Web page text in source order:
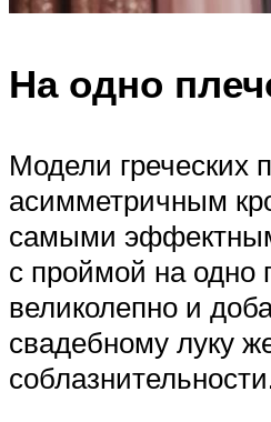
На одно
Модели греческих
асимметричным
самыми
с проймой на одно
великолепно и
свадебному луку